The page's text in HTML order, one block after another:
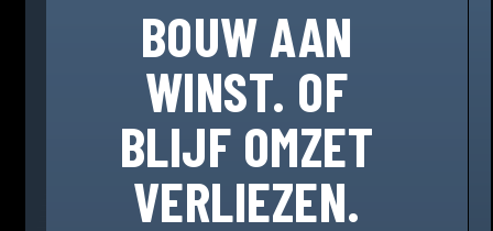
BOUW AAN
WINST. OF
BLIJF OMZET
VERLIEZEN.